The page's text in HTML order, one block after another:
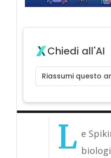
Chiedi all'AI
Riassumi questo
L e